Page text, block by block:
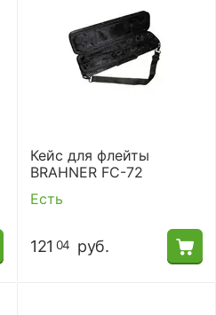
Кейс для флейты
BRAHNER FC-72
Есть
121 04 руб.